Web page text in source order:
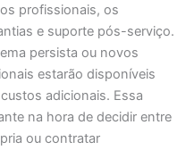
profissionais, os
e suporte pós-serviço.
persista ou novos
estarão disponíveis
adicionais. Essa
na hora de decidir entre
ou contratar